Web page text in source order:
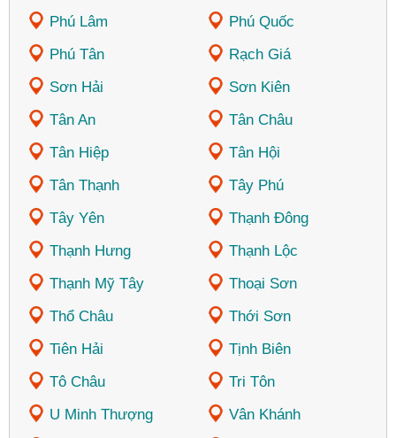
Phú Lâm
Phú Quốc
Phú Tân
Rạch Giá
Sơn Hải
Sơn Kiên
Tân An
Tân Châu
Tân Hiệp
Tân Hội
Tân Thạnh
Tây Phú
Tây Yên
Thạnh Đông
Thạnh Hưng
Thạnh Lộc
Thạnh Mỹ Tây
Thoại Sơn
Thổ Châu
Thới Sơn
Tiên Hải
Tịnh Biên
Tô Châu
Tri Tôn
U Minh Thượng
Vân Khánh